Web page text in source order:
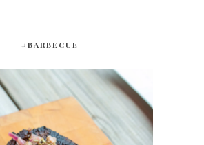
#BARBECUE